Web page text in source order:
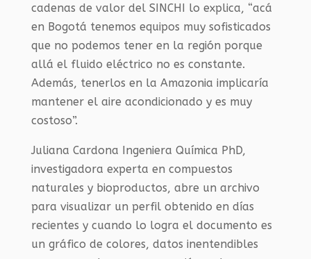
cadenas de valor del SINCHI lo explica, “acá
en Bogotá tenemos equipos muy sofisticados
que no podemos tener en la región porque
allá el fluido eléctrico no es constante.
Además, tenerlos en la Amazonia implicaría
mantener el aire acondicionado y es muy
costoso”.
Juliana Cardona Ingeniera Química PhD,
investigadora experta en compuestos
naturales y bioproductos, abre un archivo
para visualizar un perfil obtenido en días
recientes y cuando lo logra el documento es
un gráfico de colores, datos inentendibles